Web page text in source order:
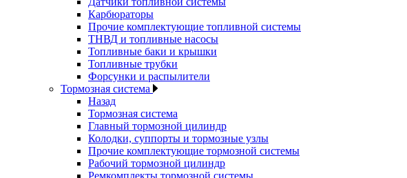
Карбюраторы
Прочие комплектующие топливной системы
ТНВД и топливные насосы
Топливные баки и крышки
Топливные трубки
Форсунки и распылители
Тормозная система
Назад
Тормозная система
Главный тормозной цилиндр
Колодки, суппорты и тормозные узлы
Прочие комплектующие тормозной системы
Рабочий тормозной цилиндр
Ремкомплекты тормозной системы